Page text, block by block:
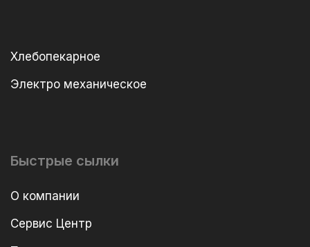
Хлебопекарное
Электро механическое
Быстрые сылки
О компании
Сервис Центр